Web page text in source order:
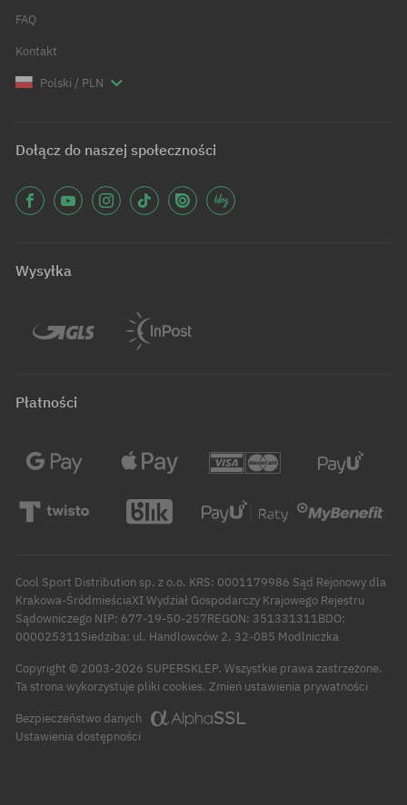
FAQ
Kontakt
Polski / PLN
Dołącz do naszej społeczności
Wysyłka
Płatności
Cool Sport Distribution sp. z o.o. KRS: 0001179986 Sąd Rejonowy dla
Krakowa-ŚródmieściaXI Wydział Gospodarczy Krajowego Rejestru
Sądowniczego NIP: 677-19-50-257REGON: 351331311BDO:
000025311Siedziba: ul. Handlowców 2, 32-085 Modlniczka
Copyright © 2003-2026 SUPERSKLEP. Wszystkie prawa zastrzeżone.
Ta strona wykorzystuje pliki cookies. Zmień ustawienia prywatności
Bezpieczeństwo danych
Ustawienia dostępności